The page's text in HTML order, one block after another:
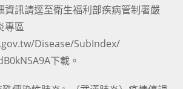
資訊請逕至衛生福利部疾病管制署嚴
專區
Disease/SubIndex/
下載。